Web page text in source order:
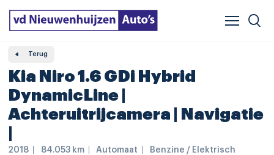
Leasing
Terug
Kia Niro 1.6 GDi Hybrid
DynamicLine |
Achteruitrijcamera | Navigatie
2018 84.053 km Automaat Benzine / Elektrisch